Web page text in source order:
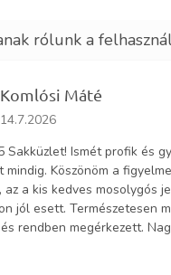
Komlósi Máté
Az áruház értékelése 5-ből 5
14.7.2026
Sakküzlet! Ismét profik és
Köszönöm a
az a kis kedves mosolygós
jól esett. Természetesen
rendben megérkezett.